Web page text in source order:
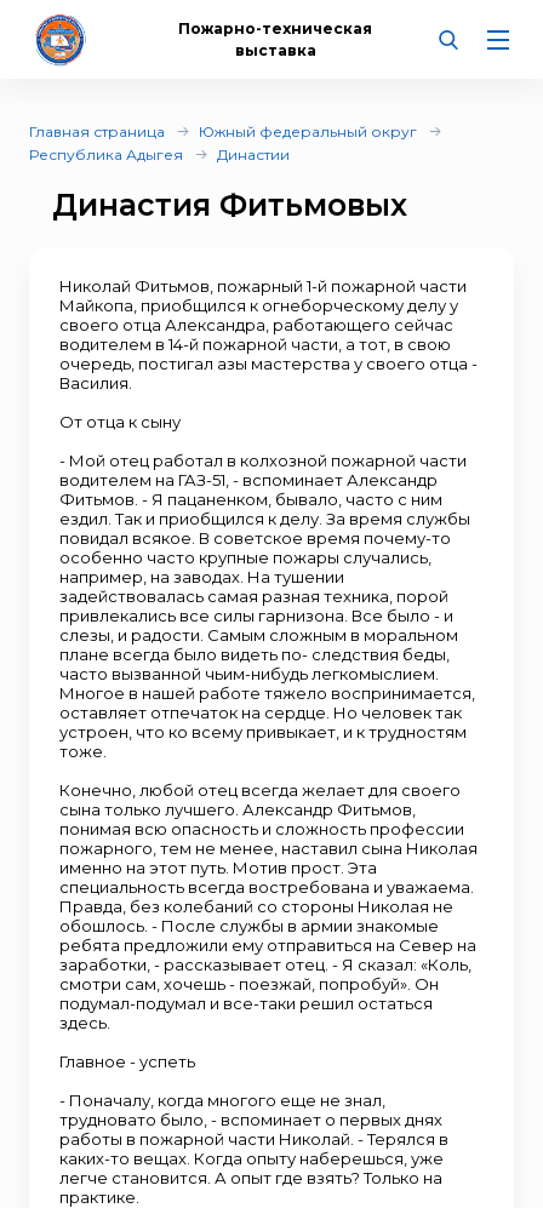
Пожарно-техническая
выставка
Главная страница
Южный федеральный округ
Республика Адыгея
Династии
Династия Фитьмовых
Николай Фитьмов, пожарный 1-й пожарной части
Майкопа, приобщился к огнеборческому делу у
своего отца Александра, работающего сейчас
водителем в 14-й пожарной части, а тот, в свою
очередь, постигал азы мастерства у своего отца -
Василия.
От отца к сыну
- Мой отец работал в колхозной пожарной части
водителем на ГАЗ-51, - вспоминает Александр
Фитьмов. - Я пацаненком, бывало, часто с ним
ездил. Так и приобщился к делу. За время службы
повидал всякое. В советское время почему-то
особенно часто крупные пожары случались,
например, на заводах. На тушении
задействовалась самая разная техника, порой
привлекались все силы гарнизона. Все было - и
слезы, и радости. Самым сложным в моральном
плане всегда было видеть по- следствия беды,
часто вызванной чьим-нибудь легкомыслием.
Многое в нашей работе тяжело воспринимается,
оставляет отпечаток на сердце. Но человек так
устроен, что ко всему привыкает, и к трудностям
тоже.
Конечно, любой отец всегда желает для своего
сына только лучшего. Александр Фитьмов,
понимая всю опасность и сложность профессии
пожарного, тем не менее, наставил сына Николая
именно на этот путь. Мотив прост. Эта
специальность всегда востребована и уважаема.
Правда, без колебаний со стороны Николая не
обошлось. - После службы в армии знакомые
ребята предложили ему отправиться на Север на
заработки, - рассказывает отец. - Я сказал: «Коль,
смотри сам, хочешь - поезжай, попробуй». Он
подумал-подумал и все-таки решил остаться
здесь.
Главное - успеть
- Поначалу, когда многого еще не знал,
трудновато было, - вспоминает о первых днях
работы в пожарной части Николай. - Терялся в
каких-то вещах. Когда опыту наберешься, уже
легче становится. А опыт где взять? Только на
практике.